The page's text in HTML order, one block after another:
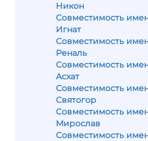
Никон
Совместимость
Игнат
Совместимость
Реналь
Совместимость
Асхат
Совместимость
Святогор
Совместимость
Мирослав
Совместимость